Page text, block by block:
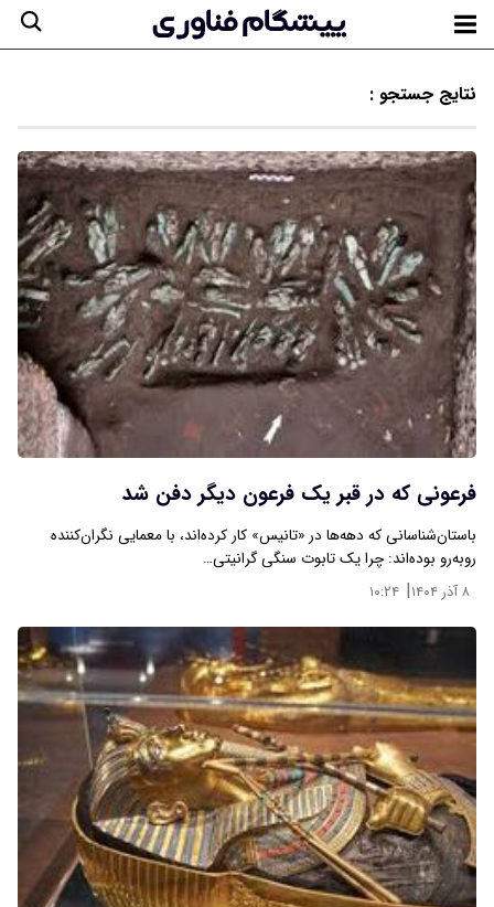
نتایج جستجو :
فرعونی که در قبر یک فرعون دیگر دفن شد
باستان‌شناسانی که دهه‌ها در «تانیس» کار کرده‌اند، با معمایی نگران‌کننده
روبه‌رو بوده‌اند: چرا یک تابوت سنگی گرانیتی…
۸ آذر ۱۴۰۴ | ۱۰:۲۴